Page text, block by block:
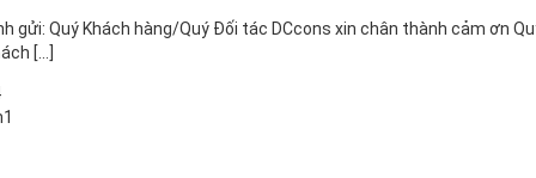
gửi: Quý Khách hàng/Quý Đối tác DCcons xin chân thành cảm ơn
[...]